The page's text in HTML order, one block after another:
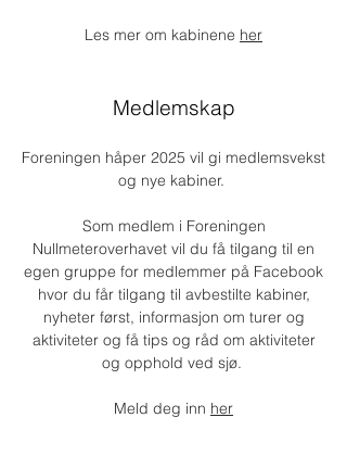
Les mer om kabinene her
Medlemskap
Foreningen håper 2025 vil gi medlemsvekst
og nye kabiner.
Som medlem i Foreningen
Nullmeteroverhavet vil du få tilgang til en
egen gruppe for medlemmer på Facebook
hvor du får tilgang til avbestilte kabiner,
nyheter først, informasjon om turer og
aktiviteter og få tips og råd om aktiviteter
og opphold ved sjø.
Meld deg inn her